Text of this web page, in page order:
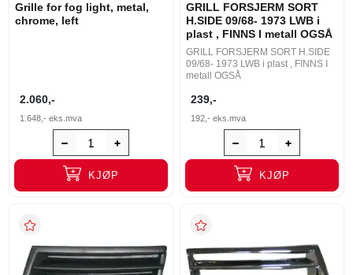
Grille for fog light, metal,
chrome, left
2.060,-
1.648,- eks.mva
KJØP
GRILL FORSJERM SORT
H.SIDE 09/68- 1973 LWB i
plast , FINNS I metall OGSÅ
GRILL FORSJERM SORT H.SIDE
09/68- 1973 LWB i plast , FINNS I
metall OGSÅ
239,-
192,- eks.mva
KJØP